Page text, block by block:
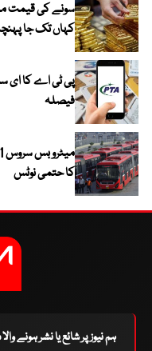
سونے کی قیمت
کہاں تک جا
پی ٹی اے کا ای
فیصلہ
کا حتمی نوٹس
ہم نیوز پر شائع یا نشر ہونے